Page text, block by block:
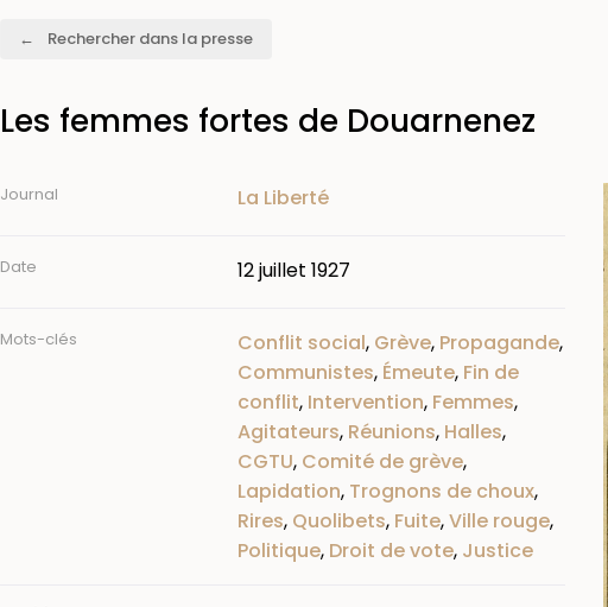
Rechercher dans la presse
Les femmes fortes de Douarnenez
Journal La Liberté
Date 12 juillet 1927
Mots-clés Conflit social, Grève, Propagande,
Communistes, Émeute, Fin de
conflit, Intervention, Femmes,
Agitateurs, Réunions, Halles,
CGTU, Comité de grève,
Lapidation, Trognons de choux,
Rires, Quolibets, Fuite,Ville rouge,
Politique, Droit de vote, Justice